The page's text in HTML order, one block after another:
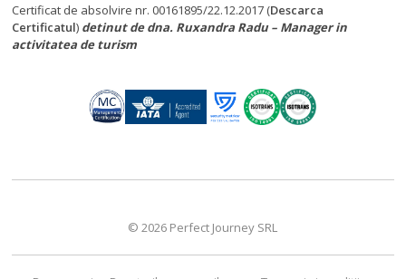
Certificat de absolvire nr. 00161895/22.12.2017 (Descarca
Certificatul) detinut de dna. Ruxandra Radu – Manager in
activitatea de turism
© 2026 Perfect Journey SRL